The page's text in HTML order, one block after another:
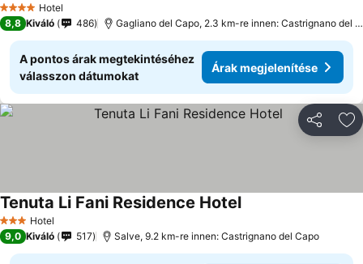
4 KategóriaHotel
8,8 Kiváló 486 Gagliano del Capo, 2.3 km-re innen: Castrignano del Capo
A pontos árak megtekintéséhez
válasszon dátumokat
Árak megjelenítése
3 Kategória
Hotel
Tenuta Li Fani Residence Hotel
9,0 Kiváló 517 Salve, 9.2 km-re innen: Castrignano del Capo